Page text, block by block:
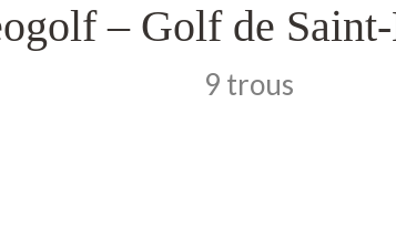
– Golf de
9 trous